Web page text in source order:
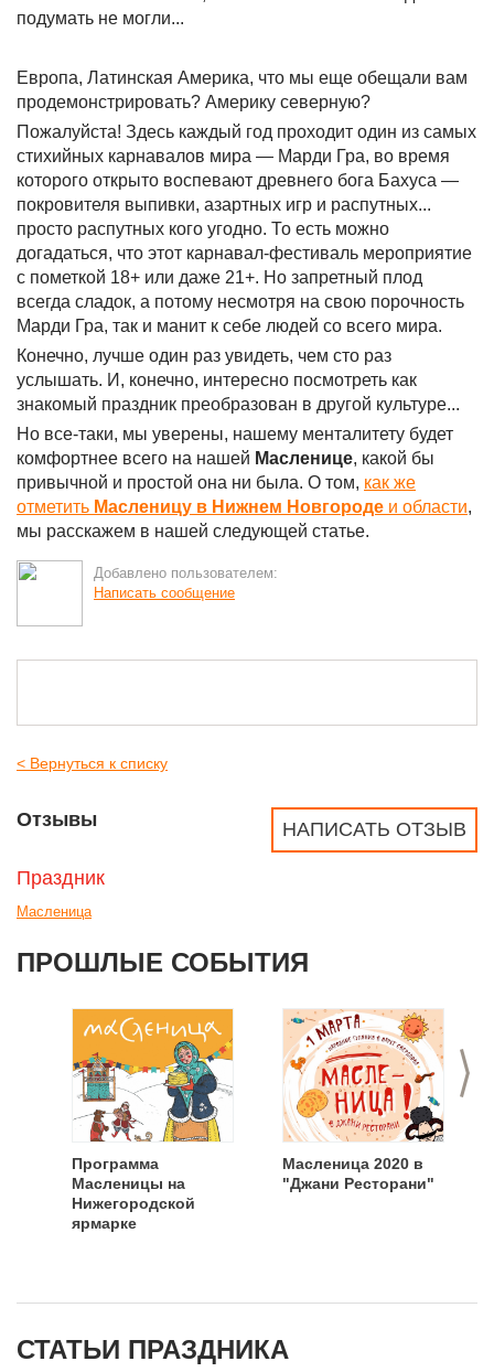
подумать не могли...
Европа, Латинская Америка, что мы еще обещали вам
продемонстрировать? Америку северную?
Пожалуйста! Здесь каждый год проходит один из самых
стихийных карнавалов мира — Марди Гра, во время
которого открыто воспевают древнего бога Бахуса —
покровителя выпивки, азартных игр и распутных...
просто распутных кого угодно. То есть можно
догадаться, что этот карнавал-фестиваль мероприятие
с пометкой 18+ или даже 21+. Но запретный плод
всегда сладок, а потому несмотря на свою порочность
Марди Гра, так и манит к себе людей со всего мира.
Конечно, лучше один раз увидеть, чем сто раз
услышать. И, конечно, интересно посмотреть как
знакомый праздник преобразован в другой культуре...
Но все-таки, мы уверены, нашему менталитету будет
комфортнее всего на нашей Масленице, какой бы
привычной и простой она ни была. О том, как же
отметить Масленицу в Нижнем Новгороде и области,
мы расскажем в нашей следующей статье.
Добавлено пользователем:
Написать сообщение
< Вернуться к списку
НАПИСАТЬ ОТЗЫВ
Отзывы
Праздник
Масленица
ПРОШЛЫЕ СОБЫТИЯ
>
Программа
Масленицы на
Нижегородской
ярмарке
Масленица 2020 в
"Джани Ресторани"
СТАТЬИ ПРАЗДНИКА